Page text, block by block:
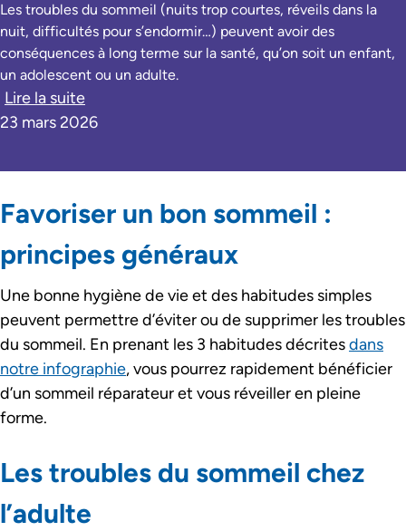
Les troubles du sommeil (nuits trop courtes, réveils dans la
nuit, difficultés pour s’endormir…) peuvent avoir des
conséquences à long terme sur la santé, qu’on soit un enfant,
un adolescent ou un adulte.
Lire la suite
23 mars 2026
Favoriser un bon sommeil :
principes généraux
Une bonne hygiène de vie et des habitudes simples
peuvent permettre d’éviter ou de supprimer les troubles
du sommeil. En prenant les 3 habitudes décritesdans
notre infographie, vous pourrez rapidement bénéficier
d’un sommeil réparateur et vous réveiller en pleine
forme.
Les troubles du sommeil chez
l’adulte